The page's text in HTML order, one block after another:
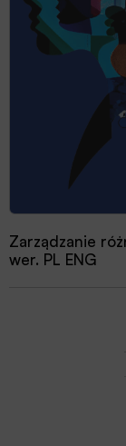
Zarządzanie
wer. PL ENG